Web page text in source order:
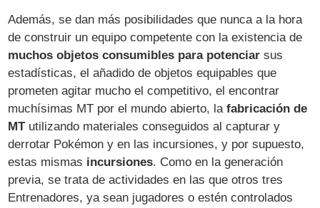
Además, se dan más posibilidades que nunca a la hora
de construir un equipo competente con la existencia de
muchos objetos consumibles para potenciar sus
estadísticas, el añadido de objetos equipables que
prometen agitar mucho el competitivo, el encontrar
muchísimas MT por el mundo abierto, lafabricación de
MTutilizando materiales conseguidos al capturar y
derrotar Pokémon y en las incursiones, y por supuesto,
estas mismas incursiones. Como en la generación
previa, se trata de actividades en las que otros tres
Entrenadores, ya sean jugadores o estén controlados